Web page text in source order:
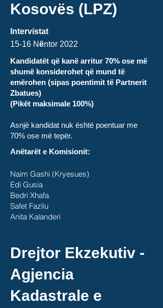
Kosovës (LPZ)
Intervistat
15-16 Nëntor 2022
Kandidatët që kanë arritur 70% ose më
shumë konsiderohet që mund të
emërohen (sipas poentimit të Partnerit
Zbatues)
(Pikët maksimale 100%)
Asnjë kandidat nuk është poentuar me
70% ose më tepër.
Anëtarët e Komisionit:
Naim Gashi (Kryesues)
Edi Gusia
Bedri Xhafa
Safet Fazliu
Anita Kalanderi
Drejtor Ekzekutiv -
Agjencia
Kadastrale e